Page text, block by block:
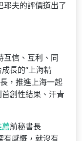
耶夫的評價道出了
互信、互利、同
長的“上海精
，推進上海一起
創性結果、汗青
前秘書長
有感慨，就沒有